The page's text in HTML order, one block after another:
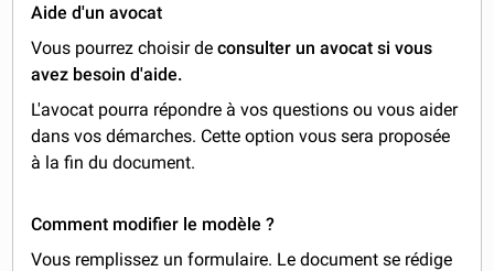
Aide d'un avocat
Vous pourrez choisir deconsulter un avocat si vous
avez besoin d'aide.
L'avocat pourra répondre à vos questions ou vous aider
dans vos démarches. Cette option vous sera proposée
à la fin du document.
Comment modifier le modèle ?
Vous remplissez un formulaire. Le document se rédige